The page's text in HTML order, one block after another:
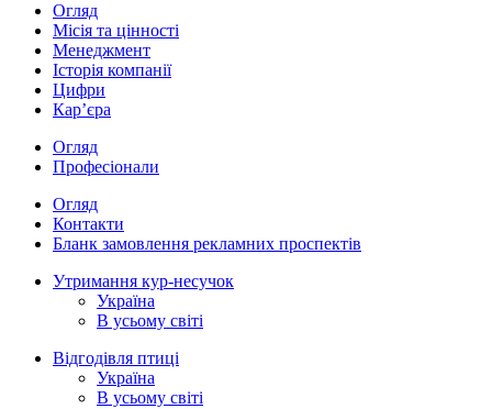
Огляд
Місія та цінності
Менеджмент
Історія компанії
Цифри
Кар’єра
Огляд
Професіонали
Огляд
Контакти
Бланк замовлення рекламних проспектів
Утримання кур-несучок
Україна
В усьому світі
Відгодівля птиці
Україна
В усьому світі